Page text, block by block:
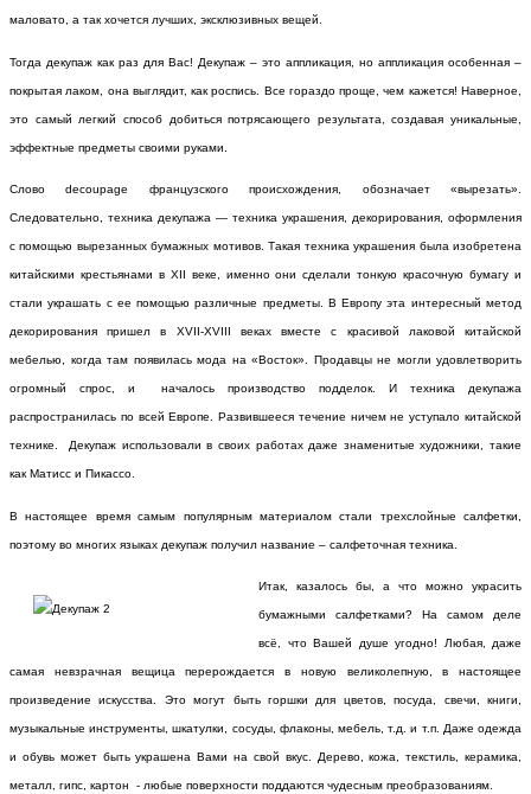
маловато, а так хочется лучших, эксклюзивных вещей.
Тогда декупаж как раз для Вас! Декупаж – это аппликация, но аппликация особенная –
покрытая лаком, она выглядит, как роспись. Все гораздо проще, чем кажется! Наверное,
это самый легкий способ добиться потрясающего результата, создавая уникальные,
эффектные предметы своими руками.
Словоdecoupage французского происхождения, обозначает «вырезать».
Следовательно, техника декупажа — техника украшения, декорирования, оформления
с помощью вырезанных бумажных мотивов. Такая техника украшения была изобретена
китайскими крестьянами в XII веке, именно они сделали тонкую красочную бумагу и
стали украшать с ее помощью различные предметы. В Европу эта интересный метод
декорирования пришел в XVII-XVIII веках вместе с красивой лаковой китайской
мебелью, когда там появилась мода на «Восток». Продавцы не могли удовлетворить
огромный спрос, и началось производство подделок. И техника декупажа
распространилась по всей Европе. Развившееся течение ничем не уступало китайской
технике. Декупаж использовали в своих работах даже знаменитые художники, такие
как Матисс и Пикассо.
В настоящее время самым популярным материалом стали трехслойные салфетки,
поэтому во многих языках декупаж получил название – салфеточная техника.
Итак, казалось бы, а что можно украсить
бумажными салфетками? На самом деле
всё, что Вашей душе угодно! Любая, даже
самая невзрачная вещица перерождается в новую великолепную, в настоящее
произведение искусства. Это могут быть горшки для цветов, посуда, свечи, книги,
музыкальные инструменты, шкатулки, сосуды, флаконы, мебель, т.д. и т.п. Даже одежда
и обувь может быть украшена Вами на свой вкус. Дерево, кожа, текстиль, керамика,
металл, гипс, картон - любые поверхности поддаются чудесным преобразованиям.